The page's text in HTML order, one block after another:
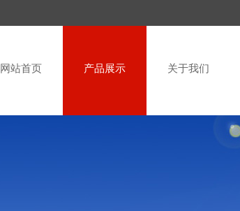
网站首页 产品展示 关于我们